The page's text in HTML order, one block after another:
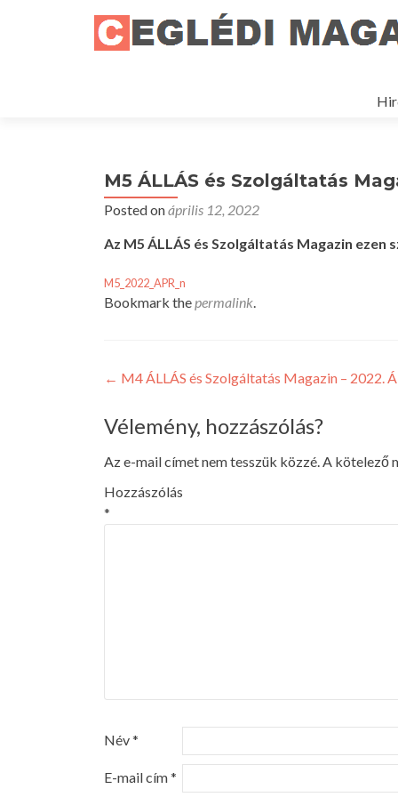
to
M5 ÁLLÁS és Szolgáltatás
Posted onáprilis 12, 2022
Az M5 ÁLLÁS és Szolgáltatás Magazin
M5_2022_APR_n
Bookmark thepermalink.
Bejegyzés
navigáció
← M4 ÁLLÁS és Szolgáltatás Magazin – 2022.
Vélemény, hozzászólás?
Az e-mail címet nem tesszük közzé.A kötelező
Hozzászólás
*
Név*
E-mail cím*